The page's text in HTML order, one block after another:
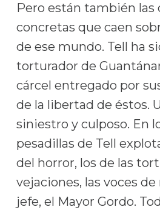
Pero están también las
concretas que caen
de ese mundo. Tell ha
torturador de
cárcel entregado por
de la libertad de éstos.
siniestro y culposo. En
pesadillas de Tell
del horror, los de las
vejaciones, las voces
jefe, el Mayor Gordo.